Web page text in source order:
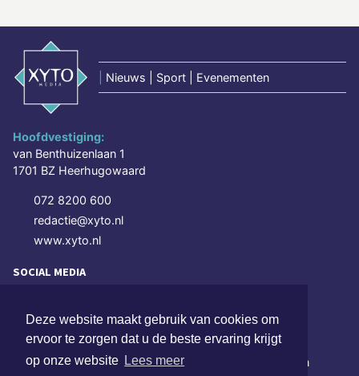
Deze website maakt gebruik van cookies om
ervoor te zorgen dat u de beste ervaring krijgt
op onze website Lees meer
Nieuws | Sport | Evenementen
Hoofdvestiging:
van Benthuizenlaan 1
1701 BZ Heerhugowaard
072 8200 600
redactie@xyto.nl
www.xyto.nl
SOCIAL MEDIA
NIEUWSBRIEF AANMELDEN
Schrijf je in voor onze nieuwsbrief en krijg wekelijks een